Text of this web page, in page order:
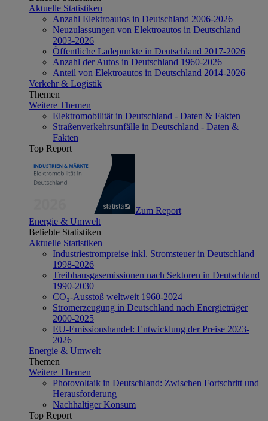
Aktuelle Statistiken
Anzahl Elektroautos in Deutschland 2006-2026
Neuzulassungen von Elektroautos in Deutschland
2003-2026
Öffentliche Ladepunkte in Deutschland 2017-2026
Anzahl der Autos in Deutschland 1960-2026
Anteil von Elektroautos in Deutschland 2014-2026
Verkehr & Logistik
Themen
Weitere Themen
Elektromobilität in Deutschland - Daten & Fakten
Straßenverkehrsunfälle in Deutschland - Daten &
Fakten
Top Report
Zum Report
Energie & Umwelt
Beliebte Statistiken
Aktuelle Statistiken
Industriestrompreise inkl. Stromsteuer in Deutschland
1998-2026
Treibhausgasemissionen nach Sektoren in Deutschland
1990-2030
CO₂-Ausstoß weltweit 1960-2024
Stromerzeugung in Deutschland nach Energieträger
2000-2025
EU-Emissionshandel: Entwicklung der Preise 2023-
2026
Energie & Umwelt
Themen
Weitere Themen
Photovoltaik in Deutschland: Zwischen Fortschritt und
Herausforderung
Nachhaltiger Konsum
Top Report